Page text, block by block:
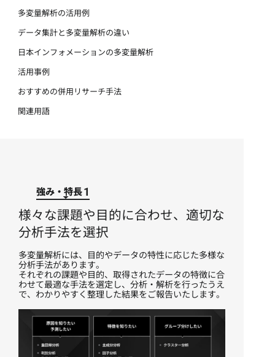
多変量解析の活用例
データ集計と多変量解析の違い
日本インフォメーションの多変量解析
活用事例
おすすめの併用リサーチ手法
関連用語
強み・特長1
様々な課題や目的に合わせ、適切な
分析手法を選択
多変量解析には、目的やデータの特性に応じた多様な
分析手法があります。
それぞれの課題や目的、取得されたデータの特徴に合
わせて最適な手法を選定し、分析・解析を行ったうえ
で、わかりやすく整理した結果をご報告いたします。